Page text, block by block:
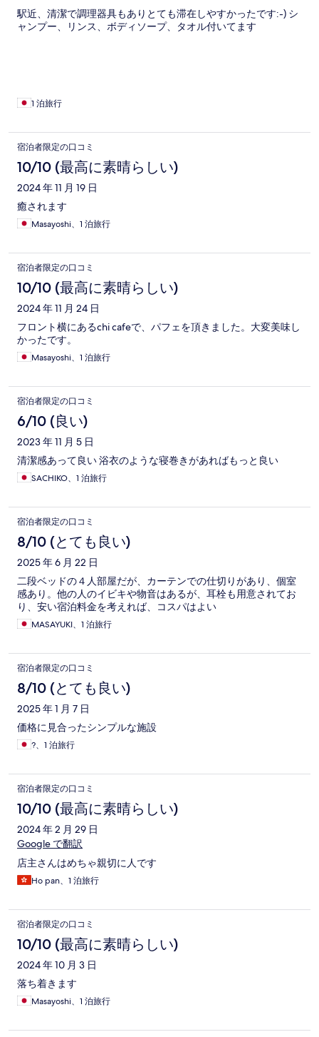
駅近、清潔で調理器具もありとても滞在しやすかったです:-) シ
ャンプー、リンス、ボディソープ、タオル付いてます
1 泊旅行
宿泊者限定の口コミ
10/10 (最高に素晴らしい)
2024 年 11 月 19 日
癒されます
Masayoshi、1 泊旅行
宿泊者限定の口コミ
10/10 (最高に素晴らしい)
2024 年 11 月 24 日
フロント横にあるchi cafeで、パフェを頂きました。大変美味し
かったです。
Masayoshi、1 泊旅行
宿泊者限定の口コミ
6/10 (良い)
2023 年 11 月 5 日
清潔感あって良い 浴衣のような寝巻きがあればもっと良い
SACHIKO、1 泊旅行
宿泊者限定の口コミ
8/10 (とても良い)
2025 年 6 月 22 日
二段ベッドの４人部屋だが、カーテンでの仕切りがあり、個室
感あり。他の人のイビキや物音はあるが、耳栓も用意されてお
り、安い宿泊料金を考えれば、コスパはよい
MASAYUKI、1 泊旅行
宿泊者限定の口コミ
8/10 (とても良い)
2025 年 1 月 7 日
価格に見合ったシンプルな施設
?、1 泊旅行
宿泊者限定の口コミ
10/10 (最高に素晴らしい)
2024 年 2 月 29 日
Google で翻訳
店主さんはめちゃ親切に人です
Ho pan、1 泊旅行
宿泊者限定の口コミ
10/10 (最高に素晴らしい)
2024 年 10 月 3 日
落ち着きます
Masayoshi、1 泊旅行